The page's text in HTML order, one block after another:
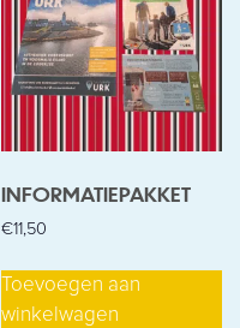
INFORMATIEPAKKET
€11,50
Toevoegen aan
winkelwagen